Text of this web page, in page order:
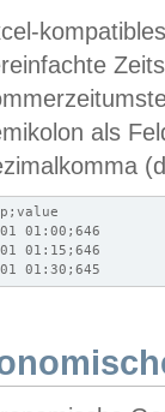
als
01:00;646
01:15;646
01:30;645